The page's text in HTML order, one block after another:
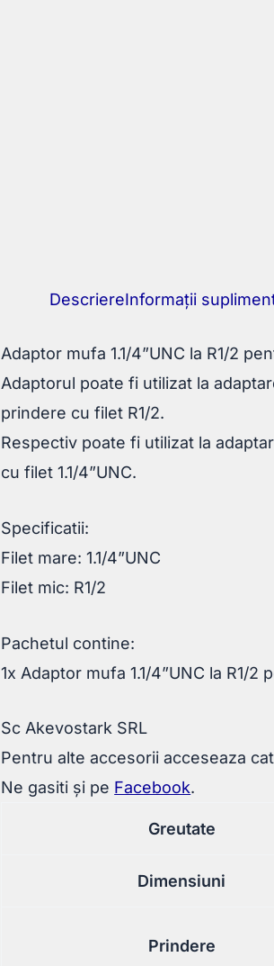
DescriereInformații
Adaptor mufa 1.1/4”UNC la R1/2
Adaptorul poate fi utilizat la
prindere cu filet R1/2.
Respectiv poate fi utilizat la
cu filet 1.1/4”UNC.
Specificatii:
Filet mare: 1.1/4”UNC
Filet mic: R1/2
Pachetul contine:
1x Adaptor mufa 1.1/4”UNC la R1/2
Sc Akevostark SRL
Pentru alte accesorii acceseaza
Ne gasiti și pe Facebook.
Greutate
Dimensiuni
Prindere